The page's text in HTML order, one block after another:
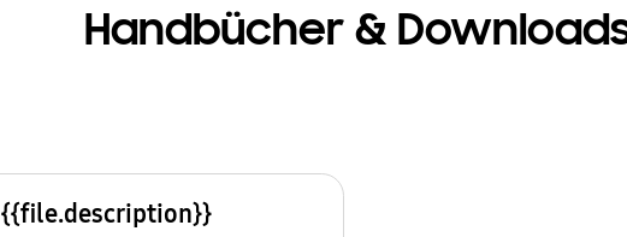
Handbücher &
{{file.description}}